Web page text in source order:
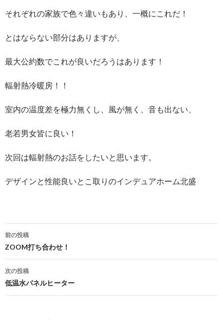
それぞれの家族で色々違いもあり、一概にこれだ！
とはならない部分はありますが、
最大公約数でこれが良いだろうはあります！
輻射熱冷暖房！！
室内の温度差を極力無くし、風が無く、音も出ない、
老若男女皆に良い！
次回は輻射熱のお話をしたいと思います。
デザインと性能良いとこ取りのインデュアホーム北盛
投
稿
ナ
ビ
ゲ
前の投稿
ZOOM打ち合わせ！
次の投稿
低温水パネルヒーター